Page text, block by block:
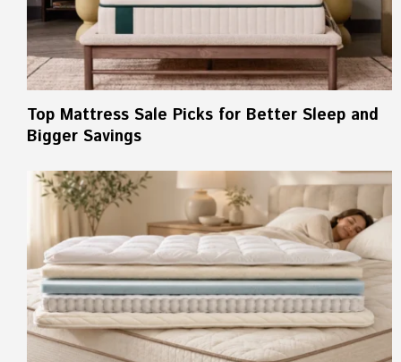
Top Mattress Sale Picks for Better Sleep and
Bigger Savings